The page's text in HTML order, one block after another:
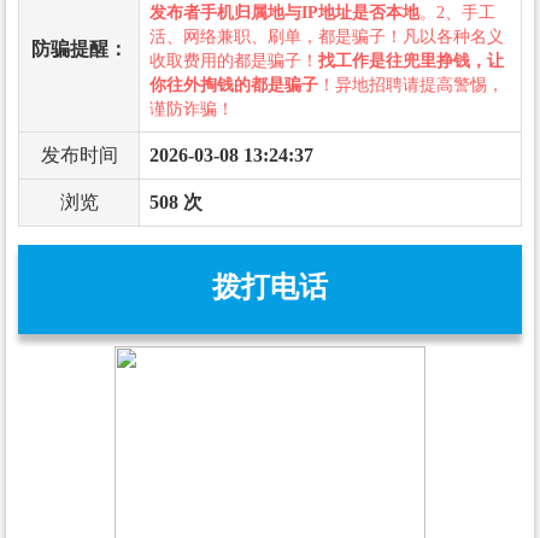
防骗提醒：
发布者手机归属地与IP地址是否本地。2、手工
活、网络兼职、刷单，都是骗子！凡以各种名义
收取费用的都是骗子！ 找工作是往兜里挣钱，让
你往外掏钱的都是骗子 ！异地招聘请提高警惕，
谨防诈骗！
发布时间 2026-03-08 13:24:37
浏览 508 次
拨打电话